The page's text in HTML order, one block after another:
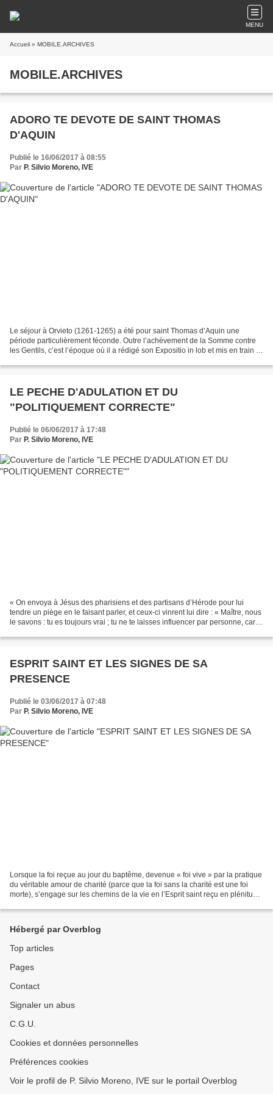
MENU
Accueil » MOBILE.ARCHIVES
MOBILE.ARCHIVES
ADORO TE DEVOTE DE SAINT THOMAS
D'AQUIN
Publié le 16/06/2017 à 08:55
Par P. Silvio Moreno, IVE
Le séjour à Orvieto (1261-1265) a été pour saint Thomas d’Aquin une
période particulièrement féconde. Outre l’achèvement de la Somme contre
les Gentils, c’est l’époque où il a rédigé son Expositio in lob et mis en train la
LE PECHE D'ADULATION ET DU
"POLITIQUEMENT CORRECTE"
Publié le 06/06/2017 à 17:48
Par P. Silvio Moreno, IVE
« On envoya à Jésus des pharisiens et des partisans d’Hérode pour lui
tendre un piège en le faisant parler, et ceux-ci vinrent lui dire : « Maître, nous
le savons : tu es toujours vrai ; tu ne te laisses influencer par personne, car
ESPRIT SAINT ET LES SIGNES DE SA
PRESENCE
Publié le 03/06/2017 à 07:48
Par P. Silvio Moreno, IVE
Lorsque la foi reçue au jour du baptême, devenue « foi vive » par la pratique
du véritable amour de charité (parce que la foi sans la charité est une foi
morte), s’engage sur les chemins de la vie en l’Esprit saint reçu en plénitude
Hébergé par Overblog
Top articles
Pages
Contact
Signaler un abus
C.G.U.
Cookies et données personnelles
Préférences cookies
Voir le profil de P. Silvio Moreno, IVE sur le portail Overblog